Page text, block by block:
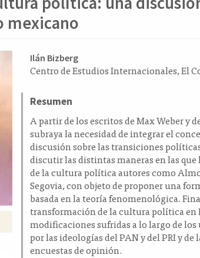
mexicano
Contenido
principal
artículo
Ilán Bizberg
Centro de Estudios Internacionales, El
Resumen
A partir de los escritos de Max Weber y
subraya la necesidad de integrar el
discusión sobre las transiciones
discutir las distintas maneras en las
de la cultura política autores como
Segovia, con objeto de proponer una
basada en la teoría fenomenológica.
transformación de la cultura política en
modificaciones sufridas a lo largo de
por las ideologías del PAN y del PRI y de
encuestas de opinión.